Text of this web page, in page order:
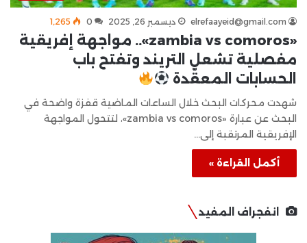
elrefaayeid@gmail.com ديسمبر 26, 2025 0 1٬265
«zambia vs comoros».. مواجهة إفريقية
مفصلية تشعل التريند وتفتح باب
الحسابات المعقّدة
شهدت محركات البحث خلال الساعات الماضية قفزة واضحة في
البحث عن عبارة «zambia vs comoros»، لتتحول المواجهة
الإفريقية المرتقبة إلى…
أكمل القراءة »
انفجراف المفيد